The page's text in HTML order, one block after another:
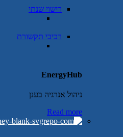
רישוי שנתי
רכיבי תקשורת
EnergyHub
ניהול אנרגיה בענן
Read more